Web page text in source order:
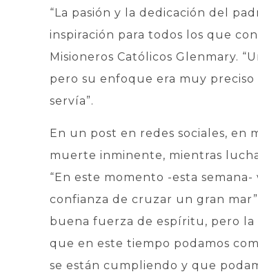
“La pasión y la dedicación del
inspiración para todos los que
Misioneros Católicos Glenmary.
pero su enfoque era muy preciso
servía”.
En un post en redes sociales, en
muerte inminente, mientras
“En este momento -esta
confianza de cruzar un gran
buena fuerza de espíritu, pero la
que en este tiempo podamos
se están cumpliendo y que